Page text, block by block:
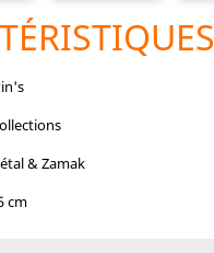
& Zamak
cm